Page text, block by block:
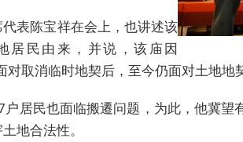
代表陈宝祥在会上，也讲述该
居民由来，并说，该庙因
对取消临时地契后，至今仍面对土地地
户居民也面临搬遷问题，为此，他冀
地合法性。